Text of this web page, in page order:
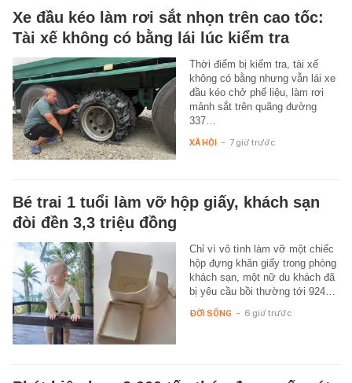
Xe đầu kéo làm rơi sắt nhọn trên cao tốc:
Tài xế không có bằng lái lúc kiểm tra
Thời điểm bị kiểm tra, tài xế
không có bằng nhưng vẫn lái xe
đầu kéo chở phế liệu, làm rơi
mảnh sắt trên quãng đường
337…
XÃ HỘI - 7 giờ trước
Bé trai 1 tuổi làm vỡ hộp giấy, khách sạn
đòi đền 3,3 triệu đồng
Chỉ vì vô tình làm vỡ một chiếc
hộp đựng khăn giấy trong phòng
khách sạn, một nữ du khách đã
bị yêu cầu bồi thường tới 924…
ĐỜI SỐNG - 6 giờ trước